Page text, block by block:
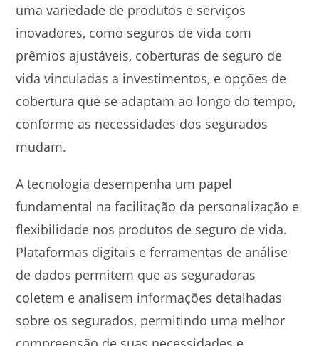
uma variedade de produtos e serviços
inovadores, como seguros de vida com
prêmios ajustáveis, coberturas de seguro de
vida vinculadas a investimentos, e opções de
cobertura que se adaptam ao longo do tempo,
conforme as necessidades dos segurados
mudam.
A tecnologia desempenha um papel
fundamental na facilitação da personalização e
flexibilidade nos produtos de seguro de vida.
Plataformas digitais e ferramentas de análise
de dados permitem que as seguradoras
coletem e analisem informações detalhadas
sobre os segurados, permitindo uma melhor